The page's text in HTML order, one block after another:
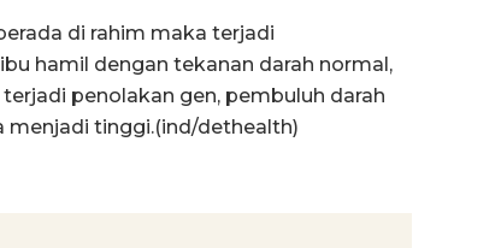
di rahim maka terjadi
hamil dengan tekanan darah normal,
penolakan gen, pembuluh darah
menjadi tinggi.(ind/dethealth)